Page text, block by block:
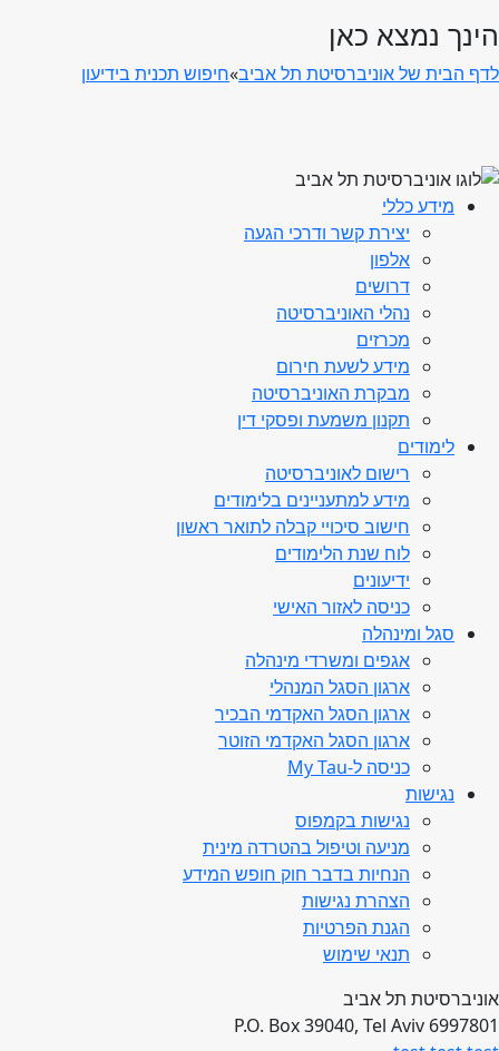
הינך נמצא כאן
לדף הבית של אוניברסיטת תל אביב»חיפוש תכנית בידיעון
מידע כללי
יצירת קשר ודרכי הגעה
אלפון
דרושים
נהלי האוניברסיטה
מכרזים
מידע לשעת חירום
מבקרת האוניברסיטה
תקנון משמעת ופסקי דין
לימודים
רישום לאוניברסיטה
מידע למתעניינים בלימודים
חישוב סיכויי קבלה לתואר ראשון
לוח שנת הלימודים
ידיעונים
כניסה לאזור האישי
סגל ומינהלה
אגפים ומשרדי מינהלה
ארגון הסגל המנהלי
ארגון הסגל האקדמי הבכיר
ארגון הסגל האקדמי הזוטר
כניסה ל-My Tau
נגישות
נגישות בקמפוס
מניעה וטיפול בהטרדה מינית
הנחיות בדבר חוק חופש המידע
הצהרת נגישות
הגנת הפרטיות
תנאי שימוש
אוניברסיטת תל אביב
P.O. Box 39040, Tel Aviv 6997801